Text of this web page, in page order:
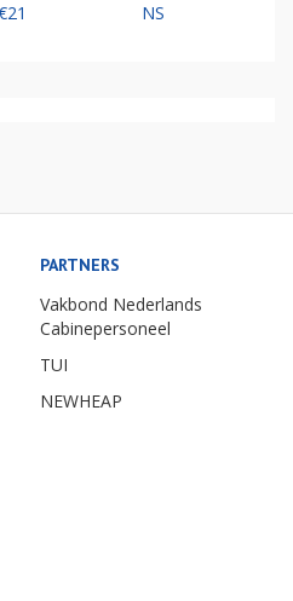
NS
PARTNERS
Vakbond Nederlands
Cabinepersoneel
TUI
NEWHEAP